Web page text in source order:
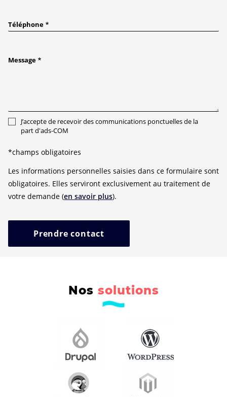
Téléphone
Message
J’accepte de recevoir des communications ponctuelles de la
part d'ads-COM
*champs obligatoires
Les informations personnelles saisies dans ce formulaire sont
obligatoires. Elles serviront exclusivement au traitement de
votre demande (en savoir plus).
Prendre contact
Nos solutions